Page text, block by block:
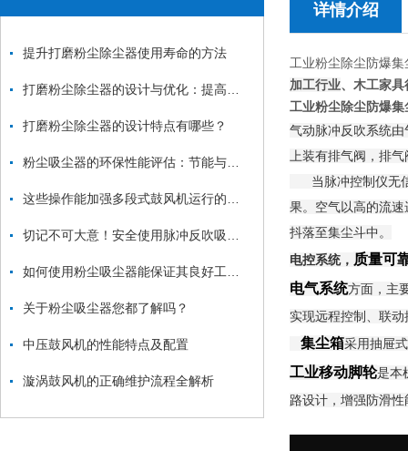
提升打磨粉尘除尘器使用寿命的方法
打磨粉尘除尘器的设计特点有哪些？
关于粉尘吸尘器您都了解吗？
中压鼓风机的性能特点及配置
漩涡鼓风机的正确维护流程全解析
详情介绍
工业粉尘除尘防爆集
加工行业、木工家
工业粉尘除尘防爆集
气动脉冲反吹系统
上装有排气阀，排
当脉冲控制仪无信
果。空气以高的流
抖落至集尘斗中。
电控系统， 质量可
电气系统方面，主
实现远程控制、联
集尘箱采用抽屉
工业移动脚轮是本
路设计，增强防滑性